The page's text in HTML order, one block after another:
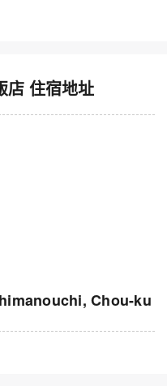
店 住宿地址
Chou-ku